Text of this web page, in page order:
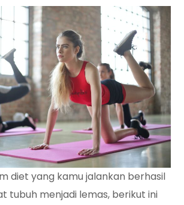
diet yang kamu jalankan berhasil
tubuh menjadi lemas, berikut ini